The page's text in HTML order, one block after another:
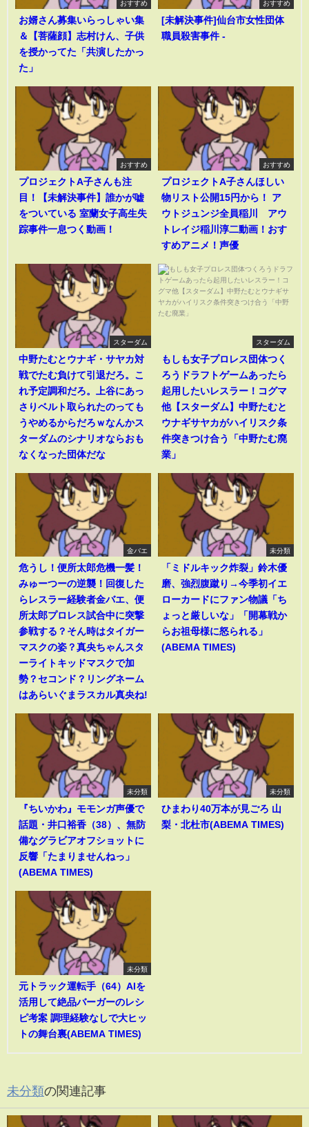
おすすめ
お婿さん募集いらっしゃい集
＆【菩薩顔】志村けん、子供
を授かってた「共演したかっ
た」
おすすめ
[未解決事件]仙台市女性団体
職員殺害事件 -
おすすめ
プロジェクトA子さんも注
目！【未解決事件】誰かが嘘
をついている 室蘭女子高生失
踪事件一息つく動画！
おすすめ
プロジェクトA子さんほしい
物リスト公開15円から！ ア
ウトジュンジ全員稲川 アウ
トレイジ稲川淳二動画！おす
すめアニメ！声優
スターダム
中野たむとウナギ・サヤカ対
戦でたむ負けて引退だろ。こ
れ予定調和だろ。上谷にあっ
さりベルト取られたのっても
うやめるからだろｗなんかス
ターダムのシナリオならおも
なくなった団体だな
スターダム
もしも女子プロレス団体つく
ろうドラフトゲームあったら
起用したいレスラー！コグマ
他【スターダム】中野たむと
ウナギサヤカがハイリスク条
件突きつけ合う「中野たむ廃
業」
金バエ
危うし！便所太郎危機一髪！
みゅーつーの逆襲！回復した
らレスラー経験者金バエ、便
所太郎プロレス試合中に突撃
参戦する？そん時はタイガー
マスクの姿？真央ちゃんスタ
ーライトキッドマスクで加
勢？セコンド？リングネーム
はあらいぐまラスカル真央ね!
未分類
「ミドルキック炸裂」鈴木優
磨、強烈腹蹴り→今季初イエ
ローカードにファン物議「ち
ょっと厳しいな」「開幕戦か
らお祖母様に怒られる」
(ABEMA TIMES)
未分類
『ちいかわ』モモンガ声優で
話題・井口裕香（38）、無防
備なグラビアオフショットに
反響「たまりませんねっ」
(ABEMA TIMES)
未分類
ひまわり40万本が見ごろ 山
梨・北杜市(ABEMA TIMES)
未分類
元トラック運転手（64）AIを
活用して絶品バーガーのレシ
ピ考案 調理経験なしで大ヒッ
トの舞台裏(ABEMA TIMES)
未分類の関連記事